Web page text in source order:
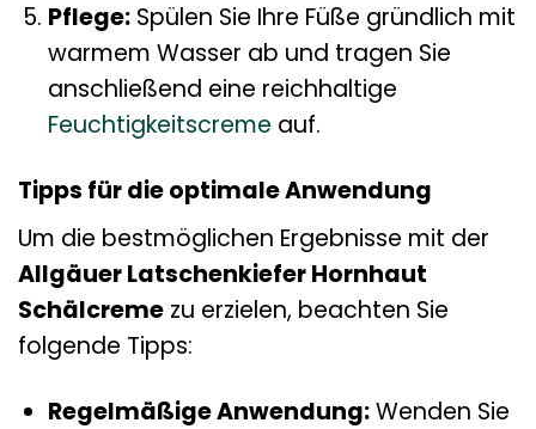
Pflege:Spülen Sie Ihre Füße gründlich mit
warmem Wasser ab und tragen Sie
anschließend eine reichhaltige
Feuchtigkeitscreme auf.
Tipps für die optimale Anwendung
Um die bestmöglichen Ergebnisse mit der
Allgäuer Latschenkiefer Hornhaut
Schälcreme zu erzielen, beachten Sie
folgende Tipps:
Regelmäßige Anwendung:Wenden Sie